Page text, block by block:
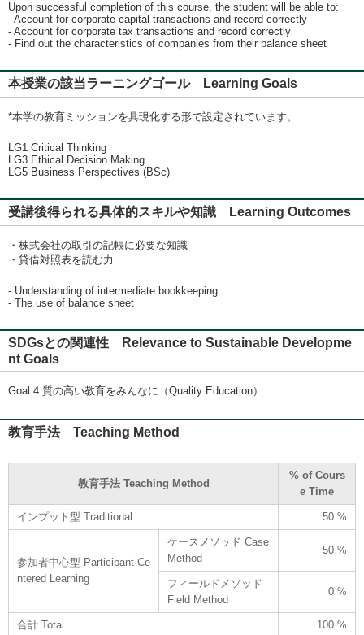
Upon successful completion of this course, the student will be able to:
- Account for corporate capital transactions and record correctly
- Account for corporate tax transactions and record correctly
- Find out the characteristics of companies from their balance sheet
本授業の該当ラーニングゴール Learning Goals
*本学の教育ミッションを具現化する形で設定されています。
LG1 Critical Thinking
LG3 Ethical Decision Making
LG5 Business Perspectives (BSc)
受講後得られる具体的スキルや知識 Learning Outcomes
・株式会社の取引の記帳に必要な知識
・貸借対照表を読む力
- Understanding of intermediate bookkeeping
- The use of balance sheet
SDGsとの関連性 Relevance to Sustainable Developme
nt Goals
Goal 4 質の高い教育をみんなに（Quality Education）
教育手法 Teaching Method
教育手法 Teaching Method
% of Cours
e Time
インプット型 Traditional 50 %
参加者中心型 Participant-Ce
ntered Learning
ケースメソッド Case
Method
50 %
フィールドメソッド
Field Method
0 %
合計 Total 100 %